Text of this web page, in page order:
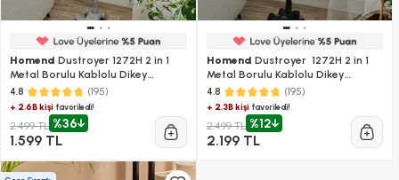
Homend Dustroyer 1272H 2 in 1
Metal Borulu Kablolu Dikey
Süpürge Beyaz Gri
4.8 (195)
+ 2.6B kişi favoriledi!
2.499 TL %36
1.599 TL
Homend Dustroyer 1272H 2 in 1
Metal Borulu Kablolu Dikey
Süpürge Siyah
4.8 (195)
+ 2.3B kişifavoriledi!
2.499 TL %12
2.199 TL